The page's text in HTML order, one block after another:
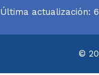
Última actualización:
©